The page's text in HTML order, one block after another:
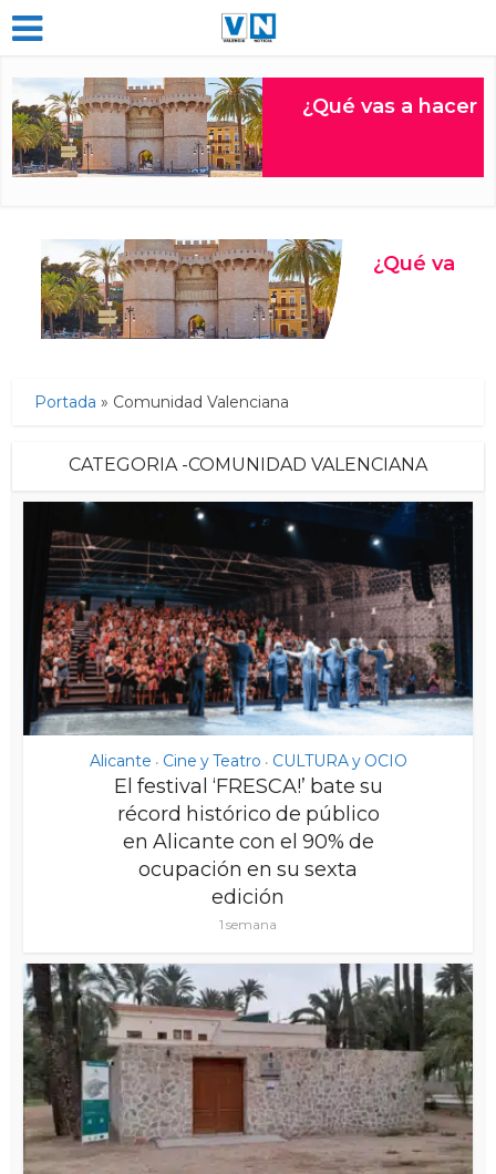
Portada » Comunidad Valenciana
CATEGORIA -COMUNIDAD VALENCIANA
Alicante • Cine y Teatro • CULTURA y OCIO
El festival ‘FRESCA!’ bate su
récord histórico de público
en Alicante con el 90% de
ocupación en su sexta
edición
1 semana